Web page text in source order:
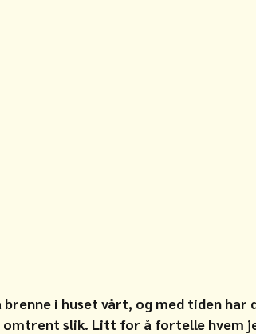
i huset vårt, og med tiden har
slik. Litt for å fortelle hvem